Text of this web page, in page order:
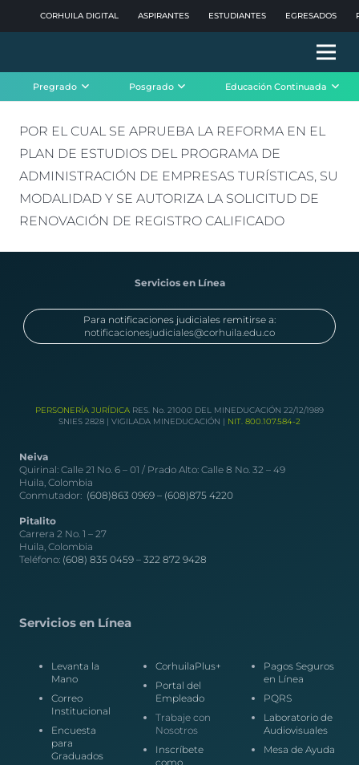
CORHUILA DIGITAL ASPIRANTES ESTUDIANTES EGRESADOS
Pregrado Posgrado Educación Continuada
POR EL CUAL SE APRUEBA LA REFORMA EN EL
PLAN DE ESTUDIOS DEL PROGRAMA DE
ADMINISTRACIÓN DE EMPRESAS TURÍSTICAS, SU
MODALIDAD Y SE AUTORIZA LA SOLICITUD DE
RENOVACIÓN DE REGISTRO CALIFICADO
Servicios en Línea
Para notificaciones judiciales remitirse a:
notificacionesjudiciales@corhuila.edu.co
PERSONERÍA JURÍDICA RES. No. 21000 DEL MINEDUCACIÓN 22/12/1989
SNIES 2828 | VIGILADA MINEDUCACIÓN | NIT. 800.107.584-2
Neiva
Quirinal: Calle 21 No. 6 – 01 / Prado Alto: Calle 8 No. 32 – 49
Huila, Colombia
Conmutador: (608)863 0969 – (608)875 4220
Pitalito
Carrera 2 No. 1 – 27
Huila, Colombia
Teléfono: (608) 835 0459 – 322 872 9428
Servicios en Línea
Levanta la
Mano
Correo
Institucional
Encuesta
para
Graduados
CorhuilaPlus+
Portal del
Empleado
Trabaje con
Nosotros
Inscríbete
como
Pagos Seguros
en Línea
PQRS
Laboratorio de
Audiovisuales
Mesa de Ayuda